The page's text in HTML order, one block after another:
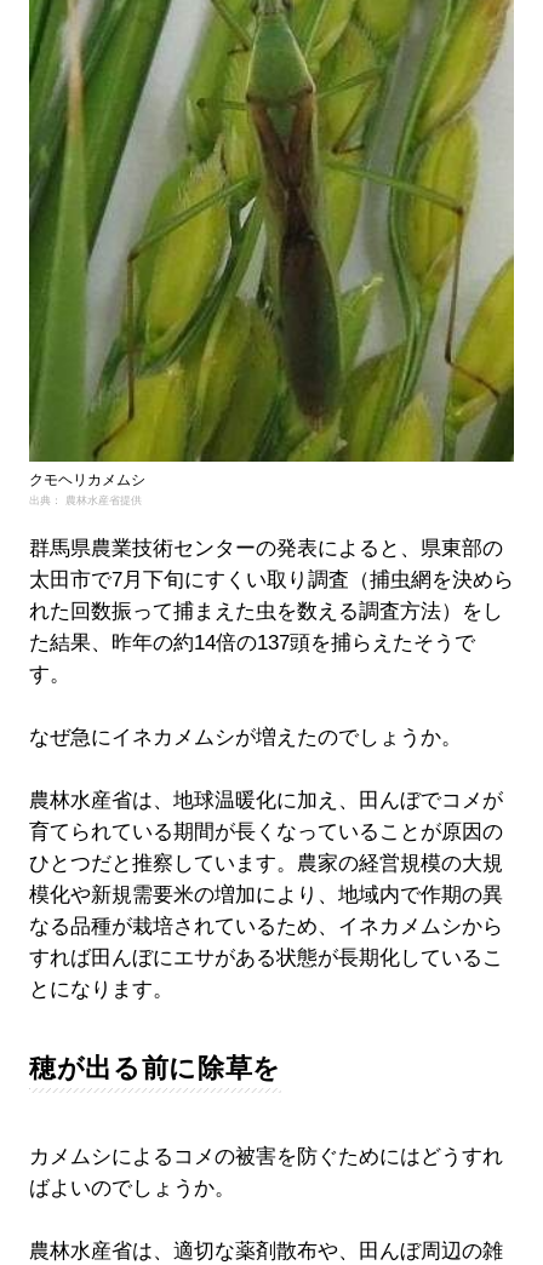
クモヘリカメムシ
出典： 農林水産省提供
群馬県農業技術センターの発表によると、県東部の
太田市で7月下旬にすくい取り調査（捕虫網を決めら
れた回数振って捕まえた虫を数える調査方法）をし
た結果、昨年の約14倍の137頭を捕らえたそうで
す。
なぜ急にイネカメムシが増えたのでしょうか。
農林水産省は、地球温暖化に加え、田んぼでコメが
育てられている期間が長くなっていることが原因の
ひとつだと推察しています。農家の経営規模の大規
模化や新規需要米の増加により、地域内で作期の異
なる品種が栽培されているため、イネカメムシから
すれば田んぼにエサがある状態が長期化しているこ
とになります。
穂が出る前に除草を
カメムシによるコメの被害を防ぐためにはどうすれ
ばよいのでしょうか。
農林水産省は、適切な薬剤散布や、田んぼ周辺の雑